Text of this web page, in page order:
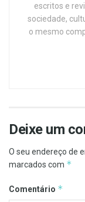
escritos e
sociedade,
o mesmo
Deixe um
O seu endereço de
marcados com *
Comentário *